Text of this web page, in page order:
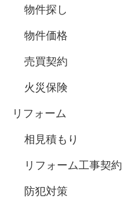
物件探し
物件価格
売買契約
火災保険
リフォーム
相見積もり
リフォーム工事契約
防犯対策